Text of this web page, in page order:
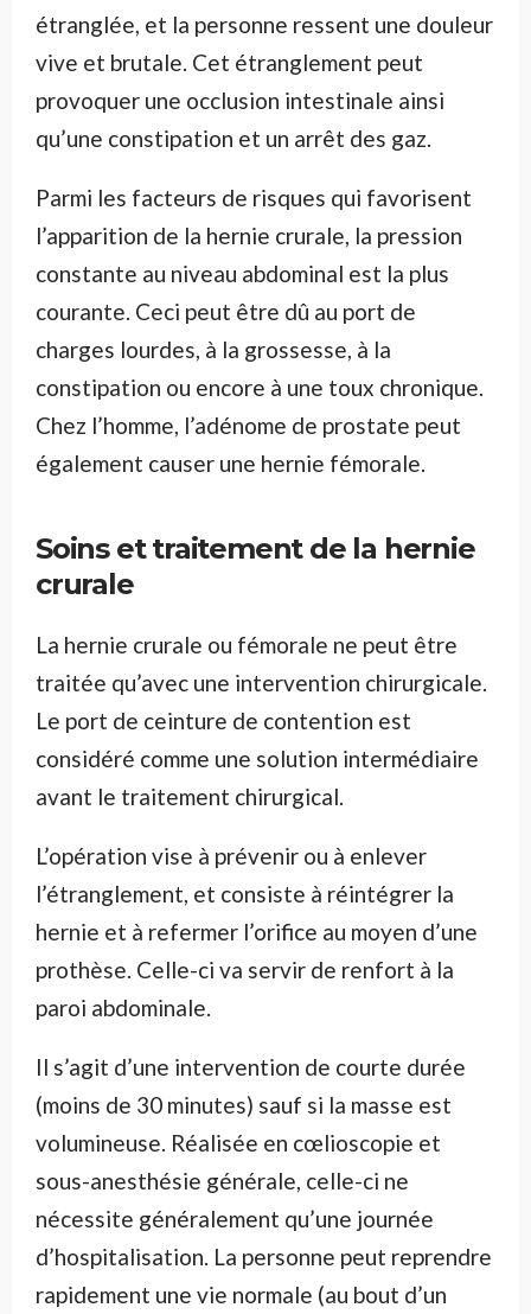
étranglée, et la personne ressent une douleur
vive et brutale. Cet étranglement peut
provoquer une occlusion intestinale ainsi
qu’une constipation et un arrêt des gaz.
Parmi les facteurs de risques qui favorisent
l’apparition de la hernie crurale, la pression
constante au niveau abdominal est la plus
courante. Ceci peut être dû au port de
charges lourdes, à la grossesse, à la
constipation ou encore à une toux chronique.
Chez l’homme, l’adénome de prostate peut
également causer une hernie fémorale.
Soins et traitement de la hernie
crurale
La hernie crurale ou fémorale ne peut être
traitée qu’avec une intervention chirurgicale.
Le port de ceinture de contention est
considéré comme une solution intermédiaire
avant le traitement chirurgical.
L’opération vise à prévenir ou à enlever
l’étranglement, et consiste à réintégrer la
hernie et à refermer l’orifice au moyen d’une
prothèse. Celle-ci va servir de renfort à la
paroi abdominale.
Il s’agit d’une intervention de courte durée
(moins de 30 minutes) sauf si la masse est
volumineuse. Réalisée en cœlioscopie et
sous-anesthésie générale, celle-ci ne
nécessite généralement qu’une journée
d’hospitalisation. La personne peut reprendre
rapidement une vie normale (au bout d’un